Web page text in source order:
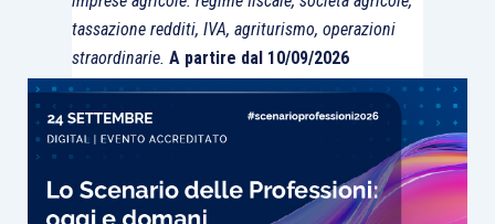
tassazione redditi, IVA, agriturismo, operazioni
straordinarie. A partire dal 10/09/2026